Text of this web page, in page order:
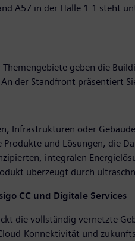
A57 in der Halle 1.1 steht
geben die
der Standfront präsentiert
Infrastrukturen oder
Produkte und Lösungen, die
integralen
überzeugt durch
CC und Digitale Services
die vollständig vernetzte
Konnektivität und